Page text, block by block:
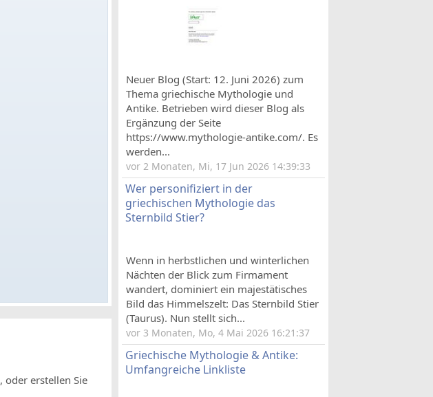
, oder erstellen Sie
Neuer Blog (Start: 12. Juni 2026) zum
Thema griechische Mythologie und
Antike. Betrieben wird dieser Blog als
Ergänzung der Seite
https://www.mythologie-antike.com/. Es
werden...
vor 2 Monaten, Mi, 17 Jun 2026 14:39:33
Wer personifiziert in der
griechischen Mythologie das
Sternbild Stier?
Wenn in herbstlichen und winterlichen
Nächten der Blick zum Firmament
wandert, dominiert ein majestätisches
Bild das Himmelszelt: Das Sternbild Stier
(Taurus). Nun stellt sich...
vor 3 Monaten, Mo, 4 Mai 2026 16:21:37
Griechische Mythologie & Antike:
Umfangreiche Linkliste